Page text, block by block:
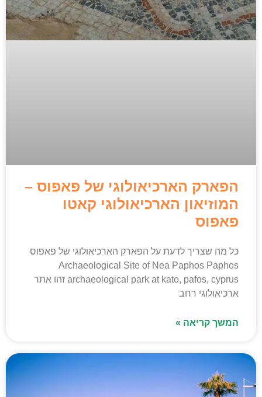
הפארק הארכיאולוגי של פאפוס –
המוזיאון הארכיאולוגי קאטו
פאפוס
כל מה שצריך לדעת על הפארק הארכיאולוגי של פאפוס
Archaeological Site of Nea Paphos Paphos
archaeological park at kato, pafos, cyprus זהו אתר
ארכיאולוגי רחב
המשך קריאה »